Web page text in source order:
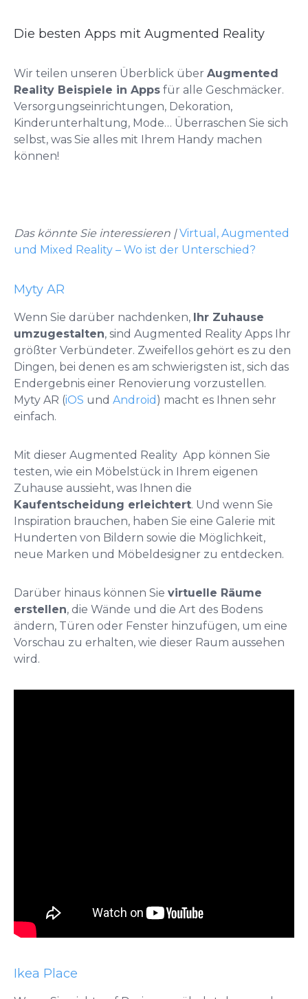
Die besten Apps mit Augmented Reality
Wir teilen unseren Überblick über Augmented
Reality Beispiele in Apps für alle Geschmäcker.
Versorgungseinrichtungen, Dekoration,
Kinderunterhaltung, Mode… Überraschen Sie sich
selbst, was Sie alles mit Ihrem Handy machen
können!
Das könnte Sie interessieren |Virtual, Augmented
und Mixed Reality – Wo ist der Unterschied?
Myty AR
Wenn Sie darüber nachdenken, Ihr Zuhause
umzugestalten, sind Augmented Reality Apps Ihr
größter Verbündeter. Zweifellos gehört es zu den
Dingen, bei denen es am schwierigsten ist, sich das
Endergebnis einer Renovierung vorzustellen.
Myty AR (iOS und Android ) macht es Ihnen sehr
einfach.
Mit dieser Augmented Reality App können Sie
testen, wie ein Möbelstück in Ihrem eigenen
Zuhause aussieht, was Ihnen die
Kaufentscheidung erleichtert. Und wenn Sie
Inspiration brauchen, haben Sie eine Galerie mit
Hunderten von Bildern sowie die Möglichkeit,
neue Marken und Möbeldesigner zu entdecken.
Darüber hinaus können Sie virtuelle Räume
erstellen, die Wände und die Art des Bodens
ändern, Türen oder Fenster hinzufügen, um eine
Vorschau zu erhalten, wie dieser Raum aussehen
wird.
Ikea Place